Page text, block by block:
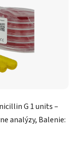
G 1 units –
analýzy, Balenie: